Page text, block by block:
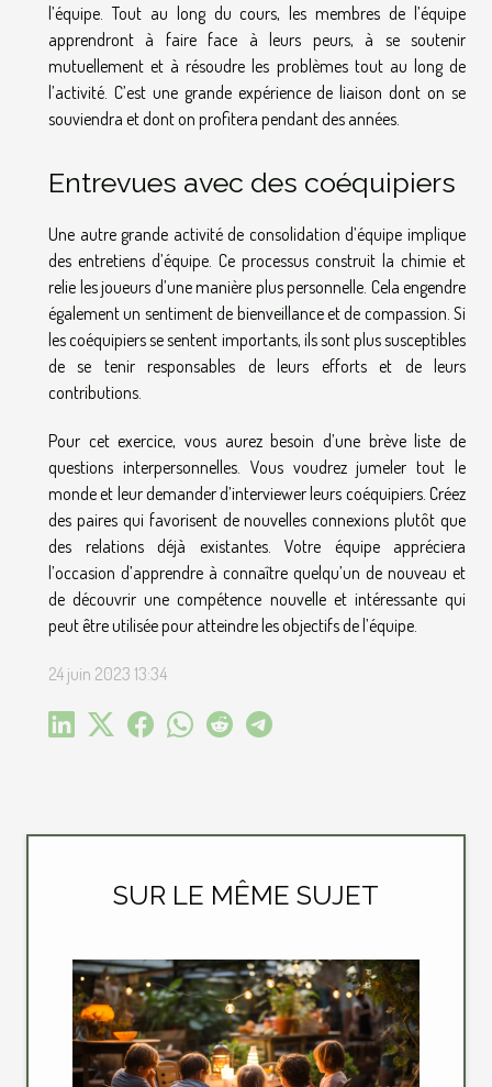
SUR LE MÊME SUJET
l’équipe. Tout au long du cours, les membres de l’équipe
apprendront à faire face à leurs peurs, à se soutenir
mutuellement et à résoudre les problèmes tout au long de
l’activité. C’est une grande expérience de liaison dont on se
souviendra et dont on profitera pendant des années.
Entrevues avec des coéquipiers
Une autre grande activité de consolidation d’équipe implique
des entretiens d’équipe. Ce processus construit la chimie et
relie les joueurs d’une manière plus personnelle. Cela engendre
également un sentiment de bienveillance et de compassion. Si
les coéquipiers se sentent importants, ils sont plus susceptibles
de se tenir responsables de leurs efforts et de leurs
contributions.
Pour cet exercice, vous aurez besoin d’une brève liste de
questions interpersonnelles. Vous voudrez jumeler tout le
monde et leur demander d’interviewer leurs coéquipiers. Créez
des paires qui favorisent de nouvelles connexions plutôt que
des relations déjà existantes. Votre équipe appréciera
l’occasion d’apprendre à connaître quelqu’un de nouveau et
de découvrir une compétence nouvelle et intéressante qui
peut être utilisée pour atteindre les objectifs de l’équipe.
24 juin 2023 13:34